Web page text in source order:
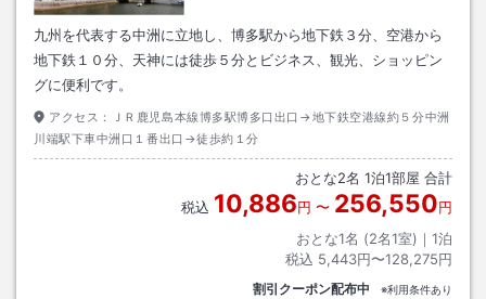
九州を代表する中洲に立地し、博多駅から地下鉄３分、空港から
地下鉄１０分、天神には徒歩５分とビジネス、観光、ショッピン
グに便利です。
アクセス：
ＪＲ鹿児島本線博多駅博多口出口→地下鉄空港線約５分中洲
川端駅下車中洲口１番出口→徒歩約１分
おとな2名 1泊1部屋 合計
税込 10,886円 〜 256,550円
おとな1名 (2名1室)｜ 1泊
税込 5,443円〜128,275円
割引クーポン配布中 ※利用条件あり